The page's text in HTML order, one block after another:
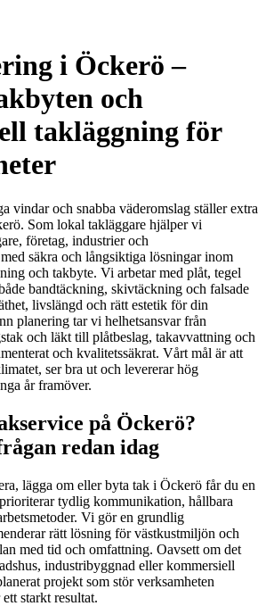
i Öckerö –
och
takläggning för
vindar och snabba väderomslag ställer extra
Som lokal takläggare hjälper vi
företag, industrier och
säkra och långsiktiga lösningar inom
och takbyte. Vi arbetar med plåt, tegel
bandtäckning, skivtäckning och falsade
livslängd och rätt estetik för din
planering tar vi helhetsansvar från
och läkt till plåtbeslag, takavvattning och
och kvalitetssäkrat. Vårt mål är att
ser bra ut och levererar hög
år framöver.
på Öckerö?
redan idag
lägga om eller byta tak i Öckerö får du en
tydlig kommunikation, hållbara
Vi gör en grundlig
rätt lösning för västkustmiljön och
med tid och omfattning. Oavsett om det
industribyggnad eller kommersiell
projekt som stör verksamheten
starkt resultat.